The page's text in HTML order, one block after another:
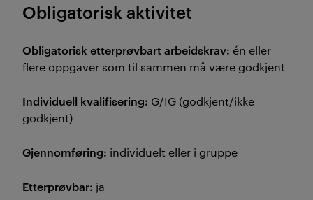
Obligatorisk aktivitet
Obligatorisk etterprøvbart arbeidskrav: én eller
flere oppgaver som til sammen må være godkjent
Individuell kvalifisering: G/IG (godkjent/ikke
godkjent)
Gjennomføring: individuelt eller i gruppe
Etterprøvbar: ja